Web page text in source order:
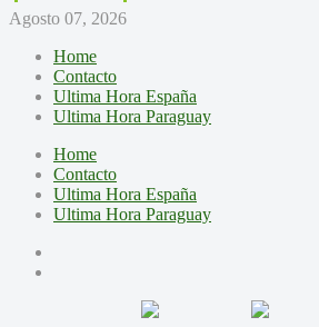
Agosto 07, 2026
Home
Contacto
Ultima Hora España
Ultima Hora Paraguay
Home
Contacto
Ultima Hora España
Ultima Hora Paraguay